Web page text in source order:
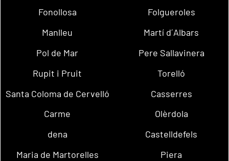
Fonollosa
Folgueroles
Manlleu
Martí d´Albars
Pol de Mar
Pere Sallavinera
Rupit i Pruit
Torelló
Santa Coloma de Cervelló
Casserres
Carme
Olèrdola
dena
Castelldefels
Maria de Martorelles
Piera